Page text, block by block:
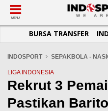
SUB-MENU
SEPAKBOLA
LIGA INGGRIS
LIGA ITALIA
SUB-MENU
SPORTAINMENT
SUB-MENU
OTOMOTIF
OTOMANIA
SUB-MENU
BASKET
FUTSAL
OLIMPIK
SUB-MENU
JADWAL
SUB-MENU
TOPIK HARI INI
INFOGRAFIS
GALERI FOTO
MENU
BURSA TRANSFER
INDOSPORT SEPAKBOLA -
LIGA INDONESIA
Rekrut 3
Pastikan